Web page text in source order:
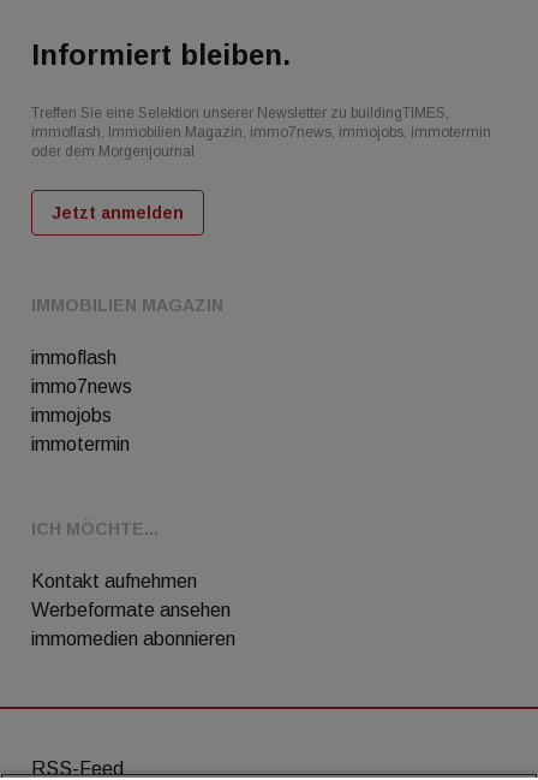
IMMOBILIEN MAGAZIN
immoflash
immo7news
immojobs
immotermin
ICH MÖCHTE...
Kontakt aufnehmen
Werbeformate ansehen
immomedien abonnieren
Informiert bleiben.
Treffen Sie eine Selektion unserer Newsletter zu buildingTIMES,
immoflash, Immobilien Magazin, immo7news, immojobs, immotermin
oder dem Morgenjournal
Jetzt anmelden
RSS-Feed